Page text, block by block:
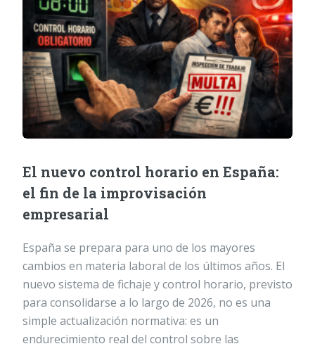
El nuevo control horario en España:
el fin de la improvisación
empresarial
España se prepara para uno de los mayores
cambios en materia laboral de los últimos años. El
nuevo sistema de fichaje y control horario, previsto
para consolidarse a lo largo de 2026, no es una
simple actualización normativa: es un
endurecimiento real del control sobre las